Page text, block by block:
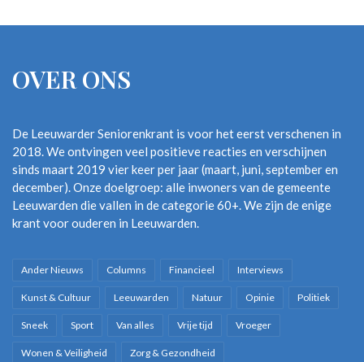
OVER ONS
De Leeuwarder Seniorenkrant is voor het eerst verschenen in
2018. We ontvingen veel positieve reacties en verschijnen
sinds maart 2019 vier keer per jaar (maart, juni, september en
december). Onze doelgroep: alle inwoners van de gemeente
Leeuwarden die vallen in de categorie 60+. We zijn de enige
krant voor ouderen in Leeuwarden.
Ander Nieuws Columns Financieel Interviews
Kunst & Cultuur Leeuwarden Natuur Opinie Politiek
Sneek Sport Van alles Vrije tijd Vroeger
Wonen & Veiligheid Zorg & Gezondheid